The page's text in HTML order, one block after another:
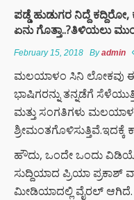
ಪಡ್ಡೆ ಹುಡುಗರ ನಿದ್ದೆ
ಏನು ಗೊತ್ತಾ..?ತಿಳಿಯಲು
February 15, 2018 Byadmin
ಮಲಯಾಳಂ ಸಿನಿ ಲೋಕವು
ಭಾಷಿಗರನ್ನು ತನ್ನಡೆಗೆ
ಮತ್ತು ಸಂಗತಿಗಳು
ಶ್ರೀಮಂತಗೊಳಿಸುತ್ತಿವೆ.ಇದಕ್ಕೆ
ಹೌದು, ಒಂದೇ ಒಂದು
ಸುದ್ದಿಯಾದ ಪ್ರಿಯಾ
ಮೀಡಿಯಾದಲ್ಲಿ ವೈರಲ್ ಆಗಿದೆ.